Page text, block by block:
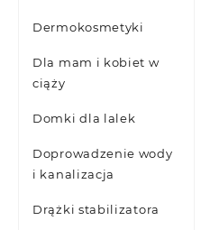
Dermokosmetyki
Dla mam i kobiet w
ciąży
Domki dla lalek
Doprowadzenie wody
i kanalizacja
Drążki stabilizatora